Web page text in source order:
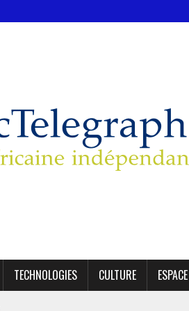
TECHNOLOGIES CULTURE